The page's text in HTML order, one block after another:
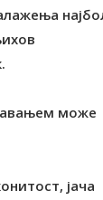
може
јача